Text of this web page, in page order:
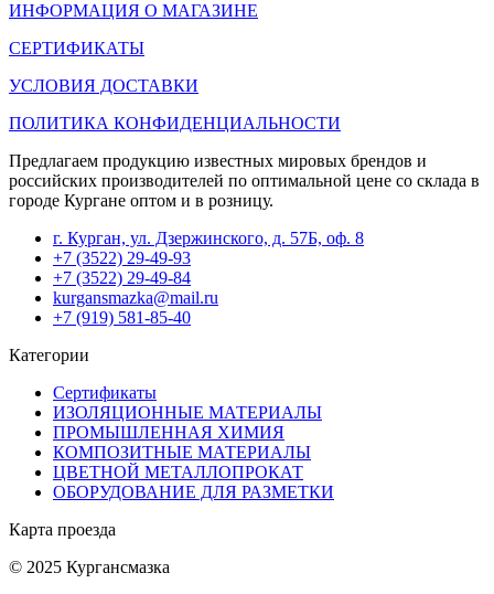
ИНФОРМАЦИЯ О МАГАЗИНЕ
СЕРТИФИКАТЫ
УСЛОВИЯ ДОСТАВКИ
ПОЛИТИКА КОНФИДЕНЦИАЛЬНОСТИ
Предлагаем продукцию известных мировых брендов и
российских производителей по оптимальной цене со склада в
городе Кургане оптом и в розницу.
г. Курган, ул. Дзержинского, д. 57Б, оф. 8
+7 (3522) 29-49-93
+7 (3522) 29-49-84
kurgansmazka@mail.ru
+7 (919) 581-85-40
Категории
Сертификаты
ИЗОЛЯЦИОННЫЕ МАТЕРИАЛЫ
ПРОМЫШЛЕННАЯ ХИМИЯ
КОМПОЗИТНЫЕ МАТЕРИАЛЫ
ЦВЕТНОЙ МЕТАЛЛОПРОКАТ
ОБОРУДОВАНИЕ ДЛЯ РАЗМЕТКИ
Карта проезда
© 2025 Кургансмазка